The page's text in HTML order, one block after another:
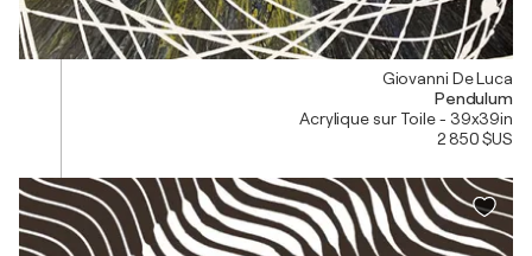
Giovanni De Luca
Pendulum
Acrylique sur Toile - 39x39in
2 850 $US